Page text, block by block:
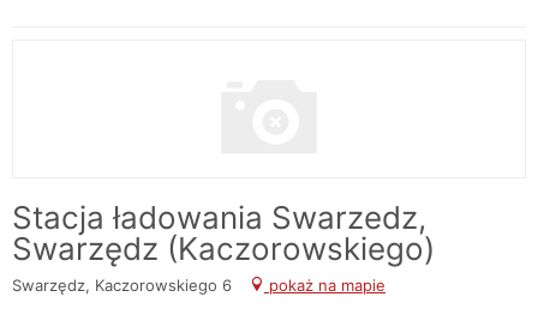
Stacja ładowania Swarzedz,
Swarzędz (Kaczorowskiego)
Swarzędz, Kaczorowskiego 6 pokaż na mapie